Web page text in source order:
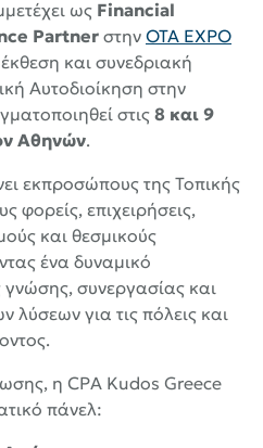
ως Financial
Partner στην OTA EXPO
και συνεδριακή
Αυτοδιοίκηση στην
στις 8 και 9
Αθηνών.
εκπροσώπους της Τοπικής
φορείς, επιχειρήσεις,
και θεσμικούς
ένα δυναμικό
συνεργασίας και
για τις πόλεις και
η CPA Kudos Greece
πάνελ: